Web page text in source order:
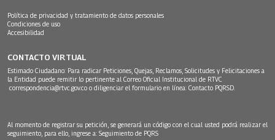
Política de privacidad y tratamiento de datos personales
Condiciones de uso
Accesibilidad
CONTACTO VIRTUAL
Estimado Ciudadano: Para radicar Peticiones, Quejas, Reclamos, Solicitudes y Felicitaciones a
la Entidad puede remitir lo pertinente al Correo Oficial Institucional de RTVC
correspondencia@rtvc.gov.co o diligenciar el formulario en línea: Contacto PQRSD.
Al momento de registrar su petición, se generará un código con el cual usted podrá realizar el
seguimiento, para ello, ingrese a: Seguimiento de PQRS